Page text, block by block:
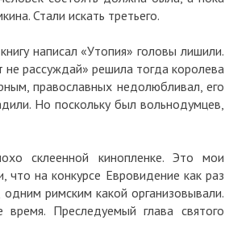
Стали искать третьего.
написал «Утопия» головы лишили.
рассуждай» решила тогда королева
православных недолюбливал, его
Но поскольку был вольнодумцев,
склеенной кинопленке. Это мои
что на конкурсе Евровидение как раз
римским какой организовывали.
Преследуемый глава святого